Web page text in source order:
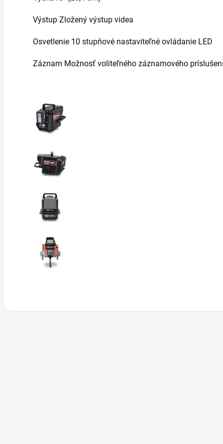
Výstup Zložený výstup videa
Osvetlenie 10 stupňové nastaviteľné ovládanie LED
Záznam Možnosť voliteľného záznamového